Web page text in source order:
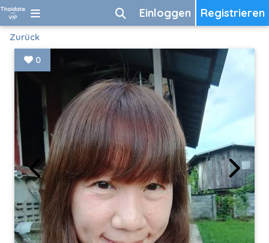
Registrieren
Einloggen
Zurück
0